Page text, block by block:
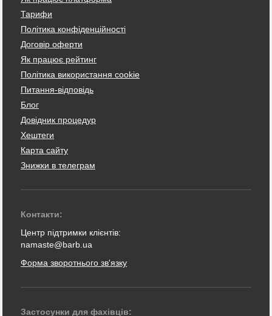
Тарифи
Політика конфіденційності
Договір оферти
Як працює рейтинг
Політика використання cookie
Питання-відповідь
Блог
Довідник процедур
Хештеги
Карта сайту
Знижки в телеграм
Контакти:
Центр підтримки клієнтів:
namaste@barb.ua
Форма зворотнього зв'язку
Застосунки для фахівців: